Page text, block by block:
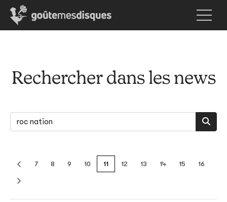
Rechercher dans les news
7 8 9 10 11 12 13 14 15 16